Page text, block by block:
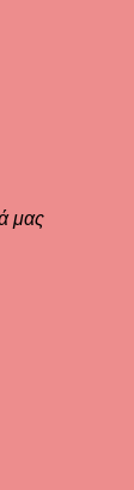
μας